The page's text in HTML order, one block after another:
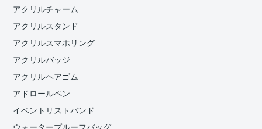
アクリルチャーム
アクリルスタンド
アクリルスマホリング
アクリルバッジ
アクリルヘアゴム
アドロールペン
イベントリストバンド